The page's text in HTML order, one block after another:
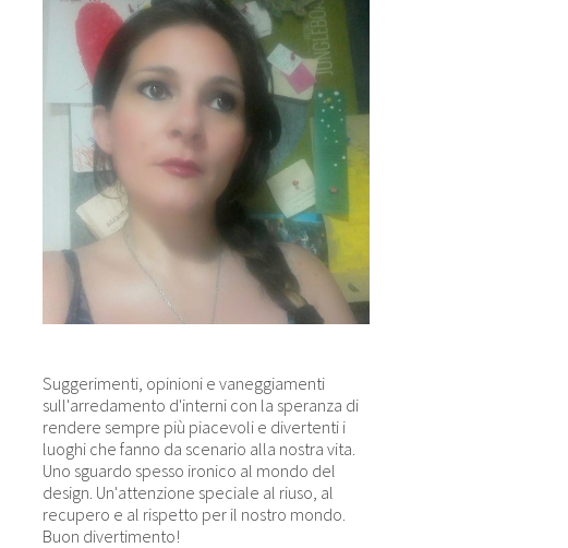
Suggerimenti, opinioni e vaneggiamenti
sull'arredamento d'interni con la speranza di
rendere sempre più piacevoli e divertenti i
luoghi che fanno da scenario alla nostra vita.
Uno sguardo spesso ironico al mondo del
design. Un'attenzione speciale al riuso, al
recupero e al rispetto per il nostro mondo.
Buon divertimento!